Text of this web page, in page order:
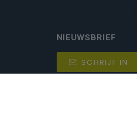
NIEUWSBRIEF
SCHRIJF IN